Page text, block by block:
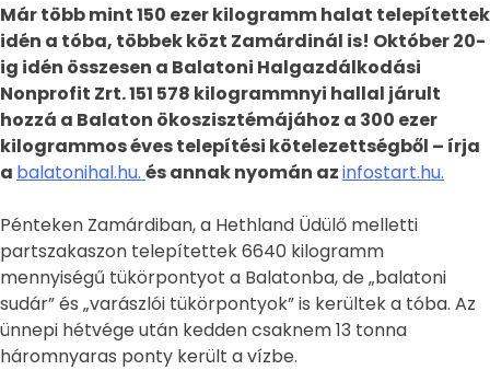
Már több mint 150 ezer kilogramm halat telepítettek
idén a tóba, többek közt Zamárdinál is! Október 20-
ig idén összesen a Balatoni Halgazdálkodási
Nonprofit Zrt. 151 578 kilogrammnyi hallal járult
hozzá a Balaton ökoszisztémájához a 300 ezer
kilogrammos éves telepítési kötelezettségből – írja
a balatonihal.hu. és annak nyomán azinfostart.hu.
Pénteken Zamárdiban, a Hethland Üdülő melletti
partszakaszon telepítettek 6640 kilogramm
mennyiségű tükörpontyot a Balatonba, de „balatoni
sudár” és „varászlói tükörpontyok” is kerültek a tóba. Az
ünnepi hétvége után kedden csaknem 13 tonna
háromnyaras ponty került a vízbe.